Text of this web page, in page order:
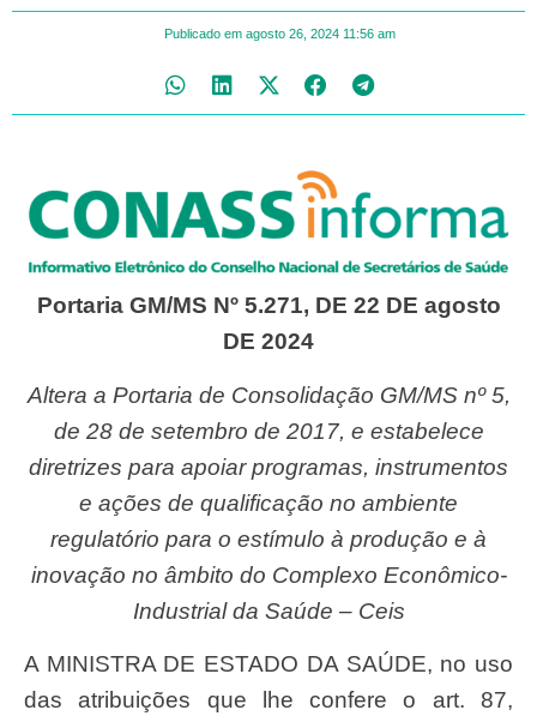
Publicado em agosto 26, 2024 11:56 am
Portaria GM/MS Nº 5.271, DE 22 DE agosto
DE 2024
Altera a Portaria de Consolidação GM/MS nº 5,
de 28 de setembro de 2017, e estabelece
diretrizes para apoiar programas, instrumentos
e ações de qualificação no ambiente
regulatório para o estímulo à produção e à
inovação no âmbito do Complexo Econômico-
Industrial da Saúde – Ceis
A MINISTRA DE ESTADO DA SAÚDE, no uso
das atribuições que lhe confere o art. 87,